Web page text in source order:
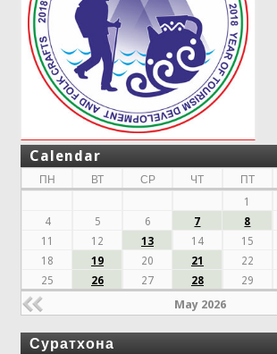
Calendar
ПН ВТ СР ЧТ ПТ
1
4
5 6 7 8
11
12 13 14 15
18
19 20 21 22
25
26 27 28 29
May 2026
Суратхона